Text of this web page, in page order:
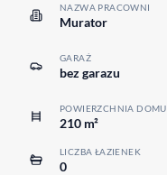
NAZWA PRACOWNI
Murator
GARAŻ
bez garazu
POWIERZCHNIA DOMU
210 m²
LICZBA ŁAZIENEK
0